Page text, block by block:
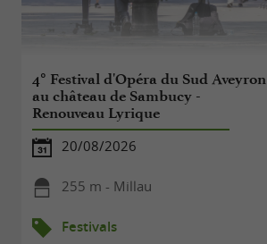
4° Festival d'Opéra du Sud Aveyron
au château de Sambucy -
Renouveau Lyrique
20/08/2026
255 m - Millau
Festivals